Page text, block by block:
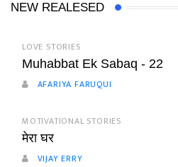
NEW REALESED
LOVE STORIES
Muhabbat Ek Sabaq - 22
AFARIYA FARUQUI
MOTIVATIONAL STORIES
मेरा घर
VIJAY ERRY